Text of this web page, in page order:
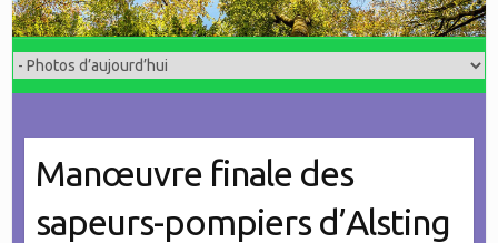
Manœuvre finale des
sapeurs-pompiers d’Alsting